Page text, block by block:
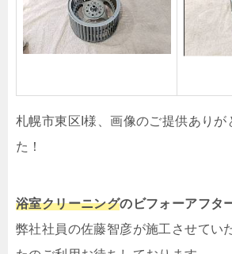
札幌市東区I様、画像のご提供ありが
た！
浴室クリーニングの ビフォーアフタ
弊社社員の佐藤智彦が施工させてい